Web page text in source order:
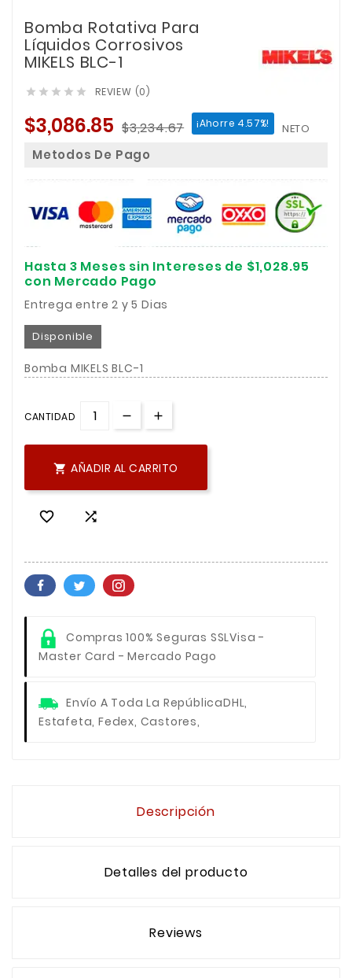
Bomba Rotativa Para
Líquidos Corrosivos
MIKELS BLC-1
     REVIEW (0)
$3,086.85 $3,234.67 ¡Ahorre 4.57%! NETO
Metodos De Pago
Hasta 3 Meses sin Intereses de $1,028.95
con Mercado Pago
Entrega entre 2 y 5 Dias
Disponible
Bomba MIKELS BLC-1
CANTIDAD
 AÑADIR AL CARRITO
 
Compras 100% Seguras SSLVisa -
Master Card - Mercado Pago
Envío A Toda La RepúblicaDHL,
Estafeta, Fedex, Castores,
Descripción
Detalles del producto
Reviews